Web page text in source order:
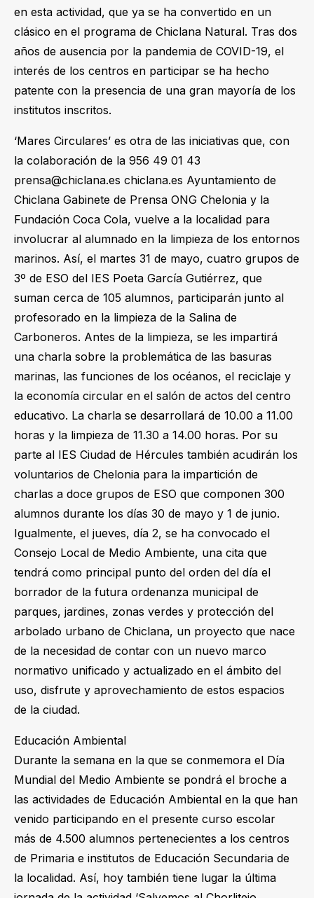
en esta actividad, que ya se ha convertido en un
clásico en el programa de Chiclana Natural. Tras dos
años de ausencia por la pandemia de COVID-19, el
interés de los centros en participar se ha hecho
patente con la presencia de una gran mayoría de los
institutos inscritos.
‘Mares Circulares’ es otra de las iniciativas que, con
la colaboración de la 956 49 01 43
prensa@chiclana.es chiclana.es Ayuntamiento de
Chiclana Gabinete de Prensa ONG Chelonia y la
Fundación Coca Cola, vuelve a la localidad para
involucrar al alumnado en la limpieza de los entornos
marinos. Así, el martes 31 de mayo, cuatro grupos de
3º de ESO del IES Poeta García Gutiérrez, que
suman cerca de 105 alumnos, participarán junto al
profesorado en la limpieza de la Salina de
Carboneros. Antes de la limpieza, se les impartirá
una charla sobre la problemática de las basuras
marinas, las funciones de los océanos, el reciclaje y
la economía circular en el salón de actos del centro
educativo. La charla se desarrollará de 10.00 a 11.00
horas y la limpieza de 11.30 a 14.00 horas. Por su
parte al IES Ciudad de Hércules también acudirán los
voluntarios de Chelonia para la impartición de
charlas a doce grupos de ESO que componen 300
alumnos durante los días 30 de mayo y 1 de junio.
Igualmente, el jueves, día 2, se ha convocado el
Consejo Local de Medio Ambiente, una cita que
tendrá como principal punto del orden del día el
borrador de la futura ordenanza municipal de
parques, jardines, zonas verdes y protección del
arbolado urbano de Chiclana, un proyecto que nace
de la necesidad de contar con un nuevo marco
normativo unificado y actualizado en el ámbito del
uso, disfrute y aprovechamiento de estos espacios
de la ciudad.
Educación Ambiental
Durante la semana en la que se conmemora el Día
Mundial del Medio Ambiente se pondrá el broche a
las actividades de Educación Ambiental en la que han
venido participando en el presente curso escolar
más de 4.500 alumnos pertenecientes a los centros
de Primaria e institutos de Educación Secundaria de
la localidad. Así, hoy también tiene lugar la última